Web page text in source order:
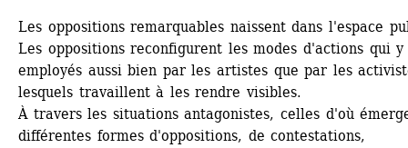
Les oppositions remarquables naissent dans l'espace
Les oppositions reconfigurent les modes d'actions qui y
employés aussi bien par les artistes que par les
lesquels travaillent à les rendre visibles.
À travers les situations antagonistes, celles d'où
différentes formes d'oppositions, de contestations,